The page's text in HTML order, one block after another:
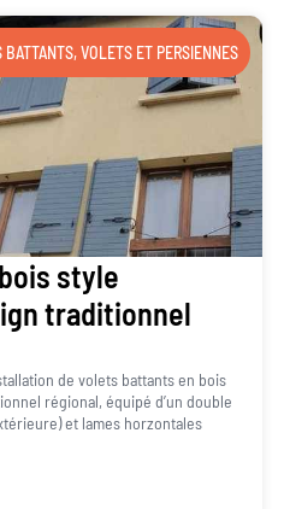
BATTANTS,VOLETS ET PERSIENNES
style
traditionnel
de volets battants en bois
régional, équipé d’un double
et lames horzontales